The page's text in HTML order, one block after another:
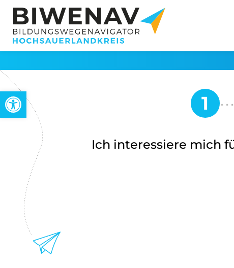
Werkzeugleiste öffnen
Ich interessiere mich